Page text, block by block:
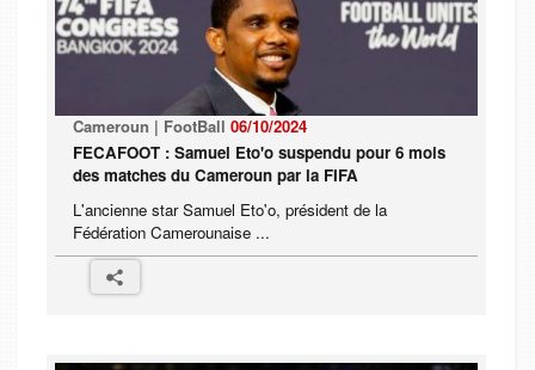
Cameroun | FootBall 06/10/2024
FECAFOOT : Samuel Eto'o suspendu pour 6 mois
des matches du Cameroun par la FIFA
L'ancienne star Samuel Eto'o, président de la
Fédération Camerounaise ...